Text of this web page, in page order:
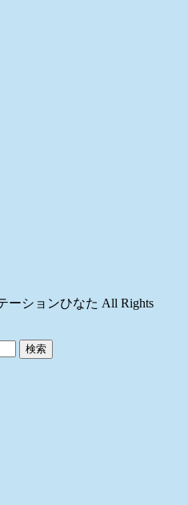
ーションひなた All Rights